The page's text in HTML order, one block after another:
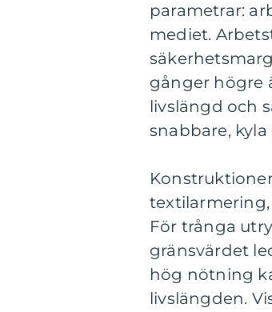
parametrar:
mediet.
gånger högre
livslängd och
snabbare,
För trånga
gränsvärdet
hög nötning
livslängden.